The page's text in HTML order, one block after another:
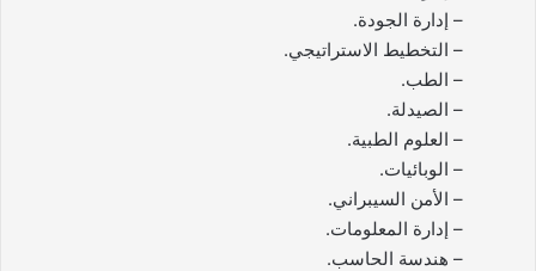
– إدارة الجودة.
– التخطيط الاستراتيجي.
– الطب.
– الصيدلة.
– العلوم الطبية.
– الوبائيات.
– الأمن السيبراني.
– إدارة المعلومات.
– هندسة الحاسب.